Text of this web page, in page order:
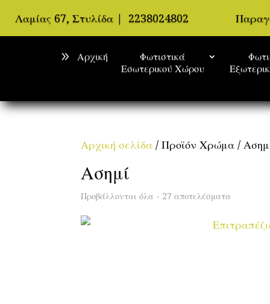
Λαμίας 67, Στυλίδα | 2238024802
Αρχική
Φωτιστικά
Εσωτερικού Χώρου
Αρχική σελίδα / Προϊόν Χρώμα /
Ασημί
Προβάλλονται όλα - 27 αποτελέσματα